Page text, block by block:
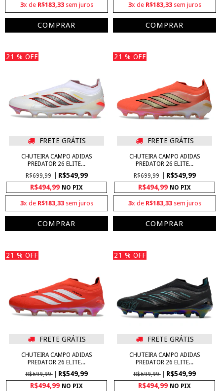
3x de R$183,33sem juros
COMPRAR
3x de R$183,33sem juros
COMPRAR
21 % OFF
FRETE GRÁTIS
CHUTEIRA CAMPO ADIDAS
PREDATOR 26 ELITE...
R$699,99
R$549,99
R$494,99 NO PIX
3x de R$183,33sem juros
COMPRAR
21 % OFF
FRETE GRÁTIS
CHUTEIRA CAMPO ADIDAS
PREDATOR 26 ELITE...
R$699,99
R$549,99
R$494,99 NO PIX
3x de R$183,33sem juros
COMPRAR
21 % OFF
FRETE GRÁTIS
CHUTEIRA CAMPO ADIDAS
PREDATOR 26 ELITE...
R$699,99
R$549,99
R$494,99 NO PIX
21 % OFF
FRETE GRÁTIS
CHUTEIRA CAMPO ADIDAS
PREDATOR 26 ELITE...
R$699,99
R$549,99
R$494,99 NO PIX